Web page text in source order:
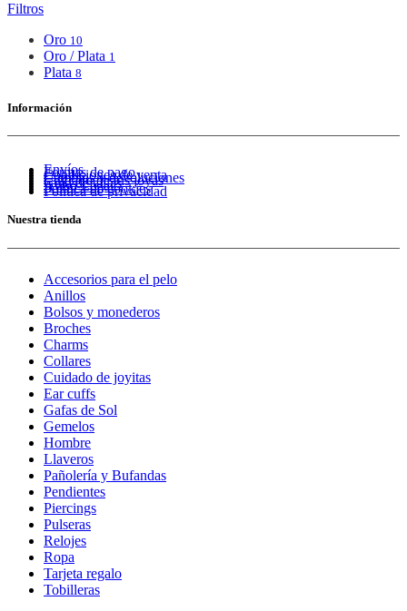
Filtros
Oro 10
Oro / Plata 1
Plata 8
Información
Envíos
Formas de pago
Condiciones de venta
Cambios y devoluciones
Cuidado de tus joyas
Guía de tallas
Aviso Legal
Política de cookies
Política de privacidad
Nuestra tienda
Accesorios para el pelo
Anillos
Bolsos y monederos
Broches
Charms
Collares
Cuidado de joyitas
Ear cuffs
Gafas de Sol
Gemelos
Hombre
Llaveros
Pañolería y Bufandas
Pendientes
Piercings
Pulseras
Relojes
Ropa
Tarjeta regalo
Tobilleras